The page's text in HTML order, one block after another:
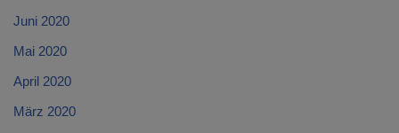
Juni 2020
Mai 2020
April 2020
März 2020